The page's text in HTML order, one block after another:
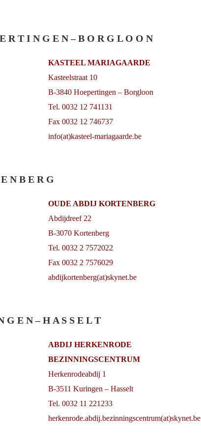
R T I N G E N – B O R G L O O N
KASTEEL MARIAGAARDE
Kasteelstraat 10
B-3840 Hoepertingen – Borgloon
Tel. 0032 12 741131
Fax 0032 12 746737
info(at)kasteel-mariagaarde.be
N B E R G
OUDE ABDIJ KORTENBERG
Abdijdreef 22
B-3070 Kortenberg
Tel. 0032 2 7572022
Fax 0032 2 7576029
abdijkortenberg(at)skynet.be
G E N – H A S S E L T
ABDIJ HERKENRODE
BEZINNINGSCENTRUM
Herkenrodeabdij 1
B-3511 Kuringen – Hasselt
Tel. 0032 11 221233
herkenrode.abdij.bezinningscentrum(at)skynet.be